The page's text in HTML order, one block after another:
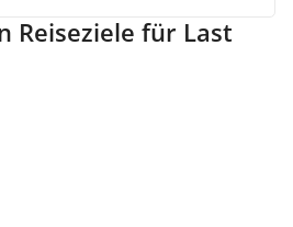
Reiseziele für Last